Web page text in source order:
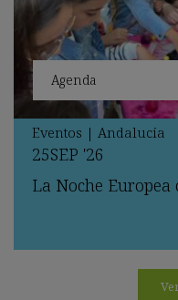
Agenda
Eventos | Andalucía
25SEP '26
La Noche